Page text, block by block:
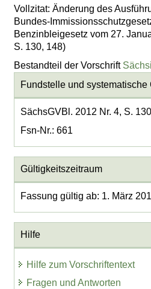
Vollzitat: Änderung des
Bundes-
Benzinbleigesetz vom 27.
S. 130, 148)
Bestandteil der Vorschrift
Fundstelle und
SächsGVBl. 2012 Nr. 4, S.
Fsn-Nr.: 661
Gültigkeitszeitraum
Fassung gültig ab: 1. März
Hilfe
Hilfe zum Vorschriftentext
Fragen und Antworten